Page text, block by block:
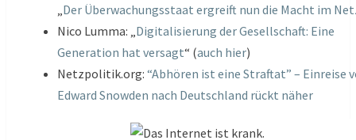
Der Überwachungsstaat ergreift nun die Macht im
Nico Lumma: „ Digitalisierung der Gesellschaft: Eine
Generation hat versagt“ (auch hier)
Netzpolitik.org: “Abhören ist eine Straftat” – Einreise
Edward Snowden nach Deutschland rückt näher